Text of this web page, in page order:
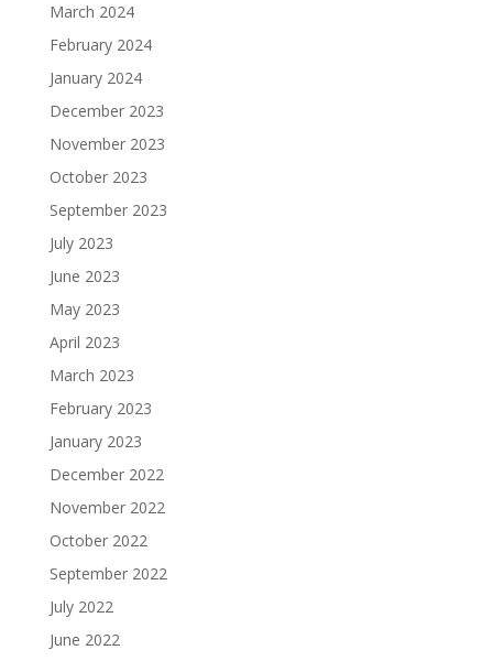
March 2024
February 2024
January 2024
December 2023
November 2023
October 2023
September 2023
July 2023
June 2023
May 2023
April 2023
March 2023
February 2023
January 2023
December 2022
November 2022
October 2022
September 2022
July 2022
June 2022